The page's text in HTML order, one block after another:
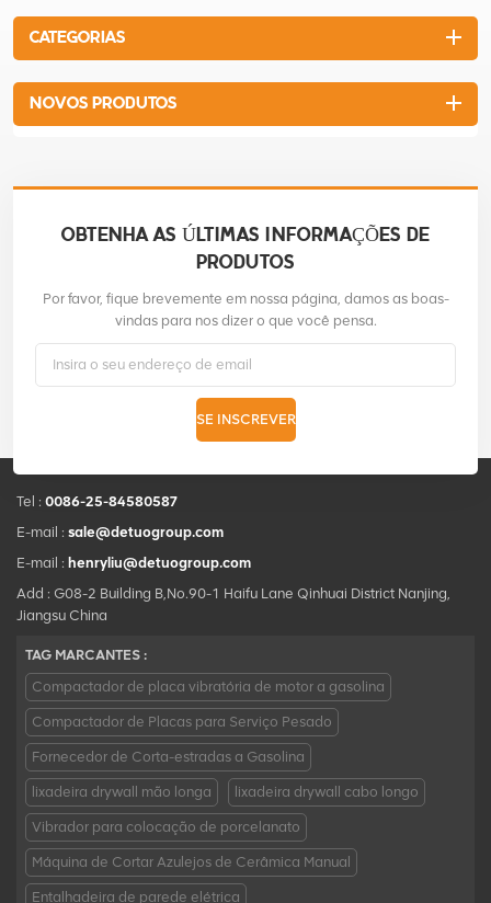
CATEGORIAS
NOVOS PRODUTOS
OBTENHA AS ÚLTIMAS INFORMAÇÕES DE
PRODUTOS
Por favor, fique brevemente em nossa página, damos as boas-
vindas para nos dizer o que você pensa.
SE INSCREVER
Tel : 0086-25-84580587
E-mail : sale@detuogroup.com
E-mail : henryliu@detuogroup.com
Add : G08-2 Building B,No.90-1 Haifu Lane Qinhuai District Nanjing,
Jiangsu China
TAG MARCANTES :
Compactador de placa vibratória de motor a gasolina
Compactador de Placas para Serviço Pesado
Fornecedor de Corta-estradas a Gasolina
lixadeira drywall mão longa lixadeira drywall cabo longo
Vibrador para colocação de porcelanato
Máquina de Cortar Azulejos de Cerâmica Manual
Entalhadeira de parede elétrica